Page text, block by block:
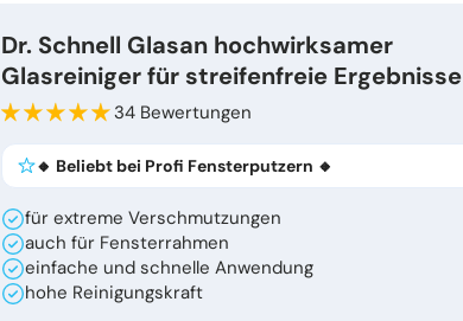
Dr. Schnell Glasan hochwirksamer
Glasreiniger für streifenfreie Ergebnisse
34 Bewertungen
🔸 Beliebt bei Profi Fensterputzern 🔸
für extreme Verschmutzungen
auch für Fensterrahmen
einfache und schnelle Anwendung
hohe Reinigungskraft